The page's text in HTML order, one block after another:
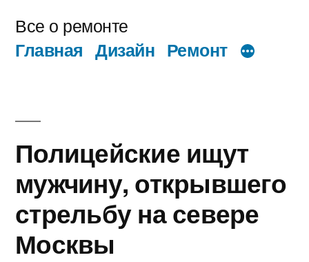
содержимому
Все о ремонте
Главная Дизайн Ремонт
Полицейские ищут
мужчину, открывшего
стрельбу на севере
Москвы